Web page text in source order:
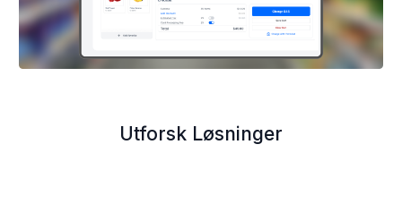
Utforsk Løsninger